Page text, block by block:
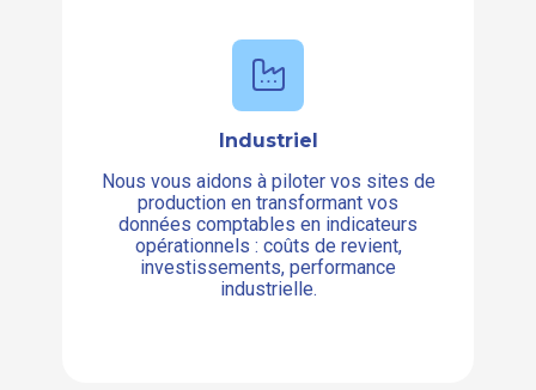
Industriel
Nous vous aidons à piloter vos sites de
production en transformant vos
données comptables en indicateurs
opérationnels : coûts de revient,
investissements, performance
industrielle.